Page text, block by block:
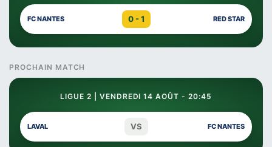
FC NANTES 0 - 1 RED STAR
PROCHAIN MATCH
LIGUE 2 | VENDREDI 14 AOÛT - 20:45
LAVAL VS FC NANTES